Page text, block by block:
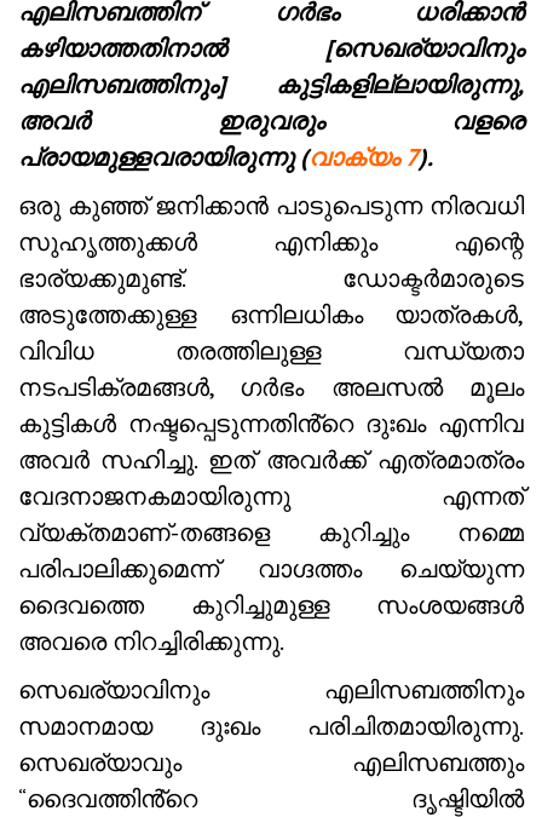
എലിസബത്തിന് ഗർഭം ധരിക്കാൻ
കഴിയാത്തതിനാൽ [സെഖര്യാവിനും
എലിസബത്തിനും] കുട്ടികളില്ലായിരുന്നു,
അവർ ഇരുവരും വളരെ
പ്രായമുള്ളവരായിരുന്നു (വാക്യം 7).
ഒരു കുഞ്ഞ് ജനിക്കാൻ പാടുപെടുന്ന നിരവധി
സുഹൃത്തുക്കൾ എനിക്കും എന്റെ
ഭാര്യക്കുമുണ്ട്. ഡോക്ടർമാരുടെ
അടുത്തേക്കുള്ള ഒന്നിലധികം യാത്രകൾ,
വിവിധ തരത്തിലുള്ള വന്ധ്യതാ
നടപടിക്രമങ്ങൾ, ഗർഭം അലസൽ മൂലം
കുട്ടികൾ നഷ്ടപ്പെടുന്നതിൻ്റെ ദുഃഖം എന്നിവ
അവർ സഹിച്ചു. ഇത് അവർക്ക് എത്രമാത്രം
വേദനാജനകമായിരുന്നു എന്നത്
വ്യക്തമാണ്-തങ്ങളെ കുറിച്ചും നമ്മെ
പരിപാലിക്കുമെന്ന് വാഗ്ദത്തം ചെയ്യുന്ന
ദൈവത്തെ കുറിച്ചുമുള്ള സംശയങ്ങൾ
അവരെ നിറച്ചിരിക്കുന്നു.
സെഖര്യാവിനും എലിസബത്തിനും
സമാനമായ ദുഃഖം പരിചിതമായിരുന്നു.
സെഖര്യാവും എലിസബത്തും
“ദൈവത്തിൻ്റെ ദൃഷ്ടിയിൽ